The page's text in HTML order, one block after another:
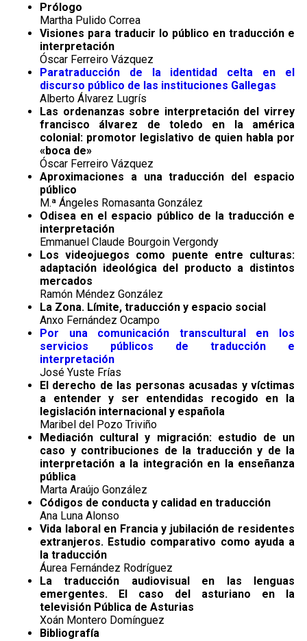
Prólogo
Martha Pulido Correa
Visiones para traducir lo público en traducción e
interpretación
Óscar Ferreiro Vázquez
Paratraducción de la identidad celta en el
discurso público de las instituciones Gallegas
Alberto Álvarez Lugrís
Las ordenanzas sobre interpretación del virrey
francisco álvarez de toledo en la américa
colonial: promotor legislativo de quien habla por
«boca de»
Óscar Ferreiro Vázquez
Aproximaciones a una traducción del espacio
público
M.ª Ángeles Romasanta González
Odisea en el espacio público de la traducción e
interpretación
Emmanuel Claude Bourgoin Vergondy
Los videojuegos como puente entre culturas:
adaptación ideológica del producto a distintos
mercados
Ramón Méndez González
La Zona. Límite, traducción y espacio social
Anxo Fernández Ocampo
Por una comunicación transcultural en los
servicios públicos de traducción e
interpretación
José Yuste Frías
El derecho de las personas acusadas y víctimas
a entender y ser entendidas recogido en la
legislación internacional y española
Maribel del Pozo Triviño
Mediación cultural y migración: estudio de un
caso y contribuciones de la traducción y de la
interpretación a la integración en la enseñanza
pública
Marta Araújo González
Códigos de conducta y calidad en traducción
Ana Luna Alonso
Vida laboral en Francia y jubilación de residentes
extranjeros. Estudio comparativo como ayuda a
la traducción
Áurea Fernández Rodríguez
La traducción audiovisual en las lenguas
emergentes. El caso del asturiano en la
televisión Pública de Asturias
Xoán Montero Domínguez
Bibliografía